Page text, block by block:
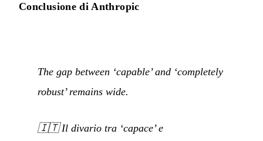
Conclusione di Anthropic
The gap between ‘capable’ and ‘completely
robust’ remains wide.
🇮🇹Il divario tra ‘capace’ e